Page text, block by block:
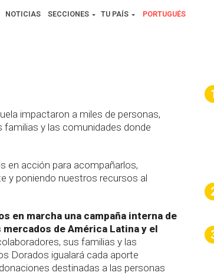
NOTICIAS SECCIONES TU PAÍS PORTUGUÉS
impactaron a miles de personas,
y las comunidades donde
en acción para acompañarlos,
y poniendo nuestros recursos al
en marcha una campaña interna de
de América Latina y el
sus familias y las
Dorados igualará cada aporte
destinadas a las personas